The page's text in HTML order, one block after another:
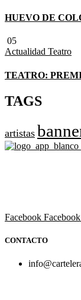
HUEVO DE
05
Actualidad Teatro
TEATRO:
TAGS
artistas
Facebook Facebook
CONTACTO